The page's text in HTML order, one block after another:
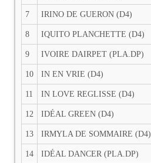
7 IRINO DE GUERON (D4)
8 IQUITO PLANCHETTE (D4)
9 IVOIRE DAIRPET (PLA.DP)
10 IN EN VRIE (D4)
11 IN LOVE REGLISSE (D4)
12 IDÉAL GREEN (D4)
13 IRMYLA DE SOMMAIRE (D4)
14 IDÉAL DANCER (PLA.DP)